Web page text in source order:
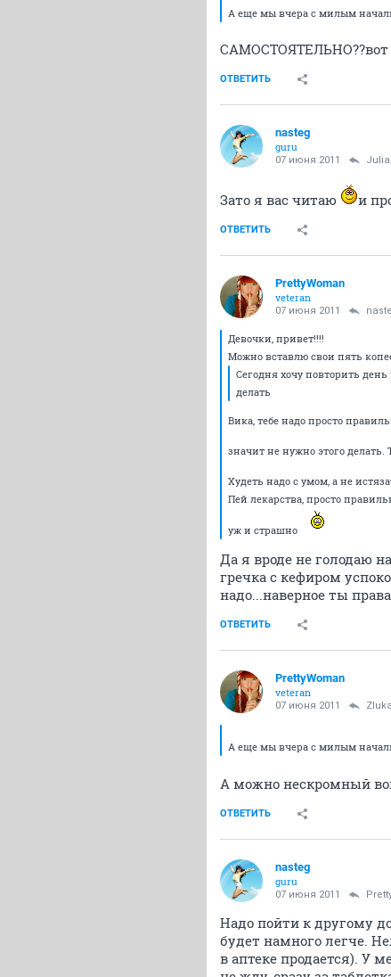
А еще мы вчера с милым
САМОСТОЯТЕЛЬНО??вот
ОТВЕТИТЬ
nasteg
guru
07 июня 2011
Зато я вас читаю и
ОТВЕТИТЬ
PrettyWoman
veteran
07 июня 2011
Девочки, привет!!!!
Можно вставлю свои пять
Сегодня хочу повторить
делать
Вика, тебе надо просто
значит не нужно этого
Худеть надо с умом, а не
Пей лекарства, просто
уж и страшно
Да я вроде не голодаю
гречка с кефиром
надо...наверное ты
ОТВЕТИТЬ
PrettyWoman
veteran
07 июня 2011 Zluka
А еще мы вчера с милым
А можно нескромный
ОТВЕТИТЬ
nasteg
guru
07 июня 2011
Надо пойти к другому
будет намного легче.
в аптеке продается). У